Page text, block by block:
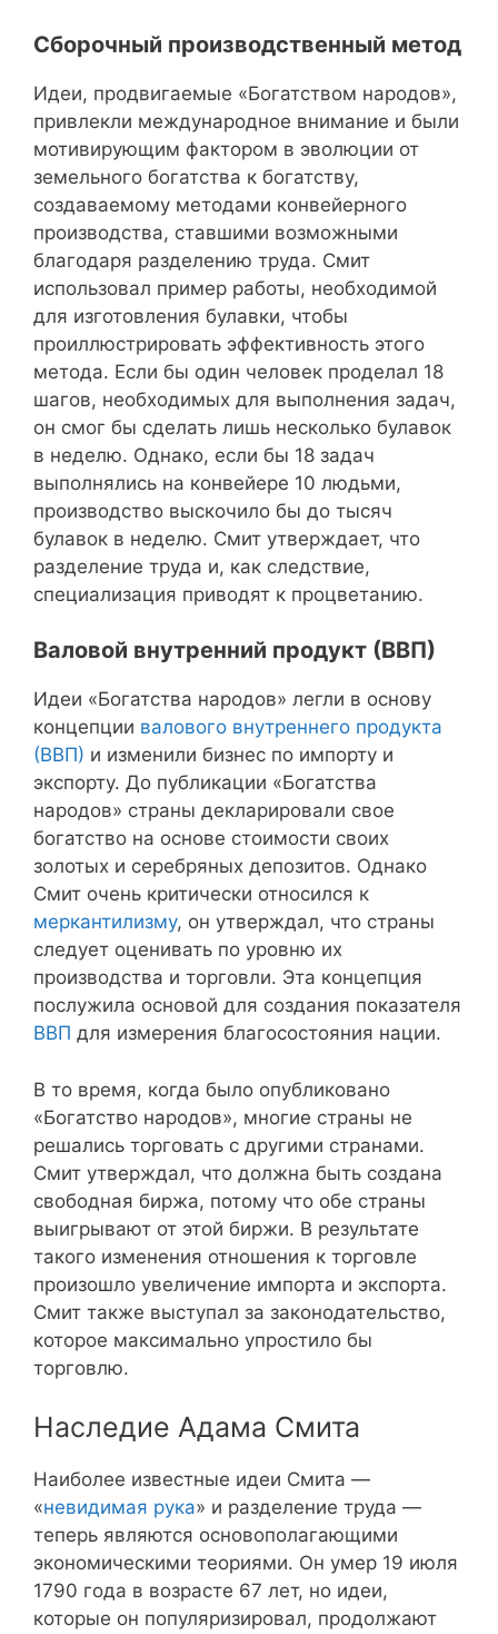
Сборочный производственный метод
Идеи, продвигаемые «Богатством народов»,
привлекли международное внимание и были
мотивирующим фактором в эволюции от
земельного богатства к богатству,
создаваемому методами конвейерного
производства, ставшими возможными
благодаря разделению труда. Смит
использовал пример работы, необходимой
для изготовления булавки, чтобы
проиллюстрировать эффективность этого
метода. Если бы один человек проделал 18
шагов, необходимых для выполнения задач,
он смог бы сделать лишь несколько булавок
в неделю. Однако, если бы 18 задач
выполнялись на конвейере 10 людьми,
производство выскочило бы до тысяч
булавок в неделю. Смит утверждает, что
разделение труда и, как следствие,
специализация приводят к процветанию.
Валовой внутренний продукт (ВВП)
Идеи «Богатства народов» легли в основу
концепции валового внутреннего продукта
(ВВП) и изменили бизнес по импорту и
экспорту. До публикации «Богатства
народов» страны декларировали свое
богатство на основе стоимости своих
золотых и серебряных депозитов. Однако
Смит очень критически относился к
меркантилизму, он утверждал, что страны
следует оценивать по уровню их
производства и торговли. Эта концепция
послужила основой для создания показателя
ВВП для измерения благосостояния нации.
В то время, когда было опубликовано
«Богатство народов», многие страны не
решались торговать с другими странами.
Смит утверждал, что должна быть создана
свободная биржа, потому что обе страны
выигрывают от этой биржи. В результате
такого изменения отношения к торговле
произошло увеличение импорта и экспорта.
Смит также выступал за законодательство,
которое максимально упростило бы
торговлю.
Наследие Адама Смита
Наиболее известные идеи Смита —
«невидимая рука» и разделение труда —
теперь являются основополагающими
экономическими теориями. Он умер 19 июля
1790 года в возрасте 67 лет, но идеи,
которые он популяризировал, продолжают